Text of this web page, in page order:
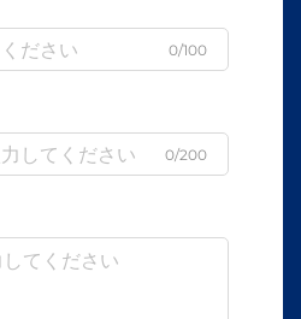
0/100
0/200